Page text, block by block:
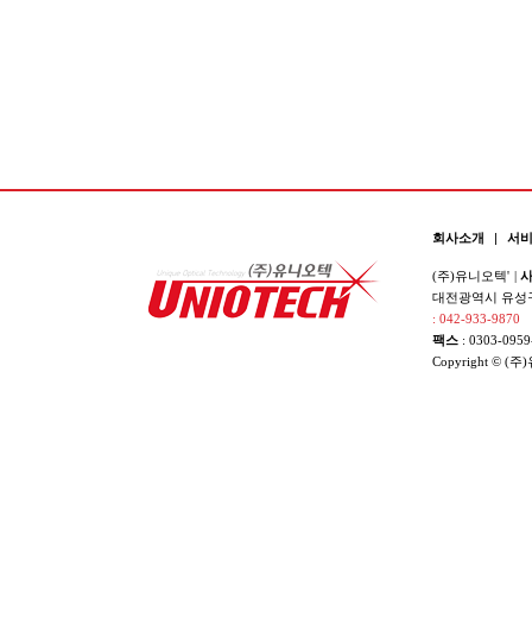
회사소개 | 서
(주)유니오텍' |
대전광역시 유성
: 042-933-9870
팩스 : 0303-
Copyright © (주)